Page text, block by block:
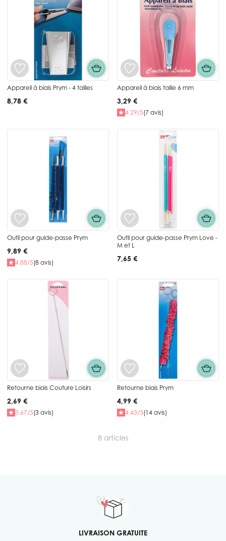
Appareil à biais Prym - 4 tailles
8,78 €
Appareil à biais taille 6 mm
3,29 €
4.29/5(7 avis)
Outil pour guide-passe Prym
9,89 €
4.88/5(8 avis)
Outil pour guide-passe Prym Love -
M et L
7,65 €
Retourne biais Couture Loisirs
2,69 €
3.67/5(3 avis)
Retourne biais Prym
4,99 €
4.43/5(14 avis)
8 articles
LIVRAISON GRATUITE